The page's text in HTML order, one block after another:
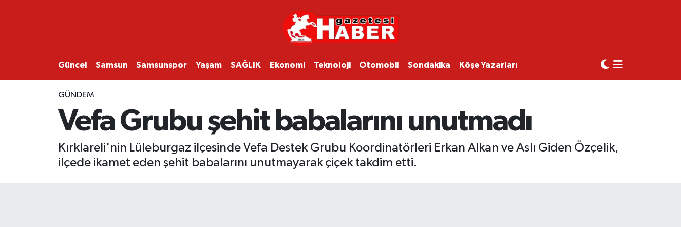
Güncel Samsun Samsunspor Yaşam SAĞLIK Ekonomi Teknoloji Otomobil Sondakika Köşe Yazarları
GÜNDEM
Vefa Grubu şehit babalarını unutmadı
Kırklareli'nin Lüleburgaz ilçesinde Vefa Destek Grubu Koordinatörleri Erkan Alkan ve Aslı Giden Özçelik,
ilçede ikamet eden şehit babalarını unutmayarak çiçek takdim etti.
SAMSUN
SAMSUNSPOR
EKONOMİ